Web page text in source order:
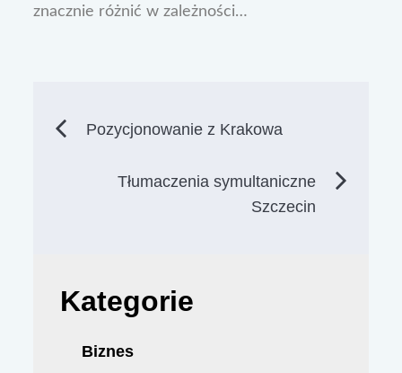
znacznie różnić w zależności…
Nawigacja
wpisu
Pozycjonowanie z Krakowa
Tłumaczenia symultaniczne
Szczecin
Kategorie
Biznes